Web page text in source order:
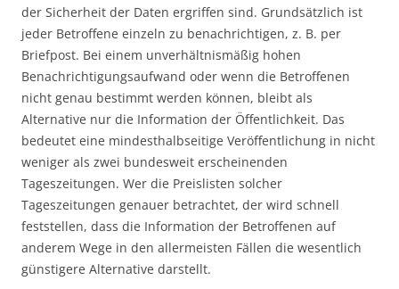
der Sicherheit der Daten ergriffen sind. Grundsätzlich ist
jeder Betroffene einzeln zu benachrichtigen, z. B. per
Briefpost. Bei einem unverhältnismäßig hohen
Benachrichtigungsaufwand oder wenn die Betroffenen
nicht genau bestimmt werden können, bleibt als
Alternative nur die Information der Öffentlichkeit. Das
bedeutet eine mindesthalbseitige Veröffentlichung in nicht
weniger als zwei bundesweit erscheinenden
Tageszeitungen. Wer die Preislisten solcher
Tageszeitungen genauer betrachtet, der wird schnell
feststellen, dass die Information der Betroffenen auf
anderem Wege in den allermeisten Fällen die wesentlich
günstigere Alternative darstellt.